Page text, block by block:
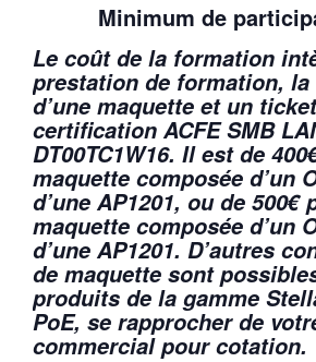
Minimum de
Le coût de la formation
prestation de formation,
d’une maquette et un
certification ACFE SMB
DT00TC1W16. Il est de
maquette composée d’un
d’une AP1201, ou de 500€
maquette composée d’un
d’une AP1201. D’autres
de maquette sont
produits de la gamme
PoE, se rapprocher de
commercial pour cotation.